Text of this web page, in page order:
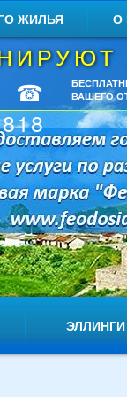
ЖИЛЬЯ О
☎
ВАШЕГО
ЭЛЛИНГИ